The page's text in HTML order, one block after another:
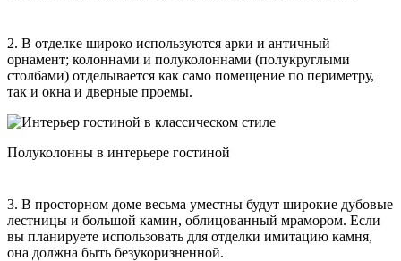
2. В отделке широко используются арки и античный
орнамент; колоннами и полуколоннами (полукруглыми
столбами) отделывается как само помещение по периметру,
так и окна и дверные проемы.
Полуколонны в интерьере гостиной
3. В просторном доме весьма уместны будут широкие дубовые
лестницы и большой камин, облицованный мрамором. Если
вы планируете использовать для отделки имитацию камня,
она должна быть безукоризненной.